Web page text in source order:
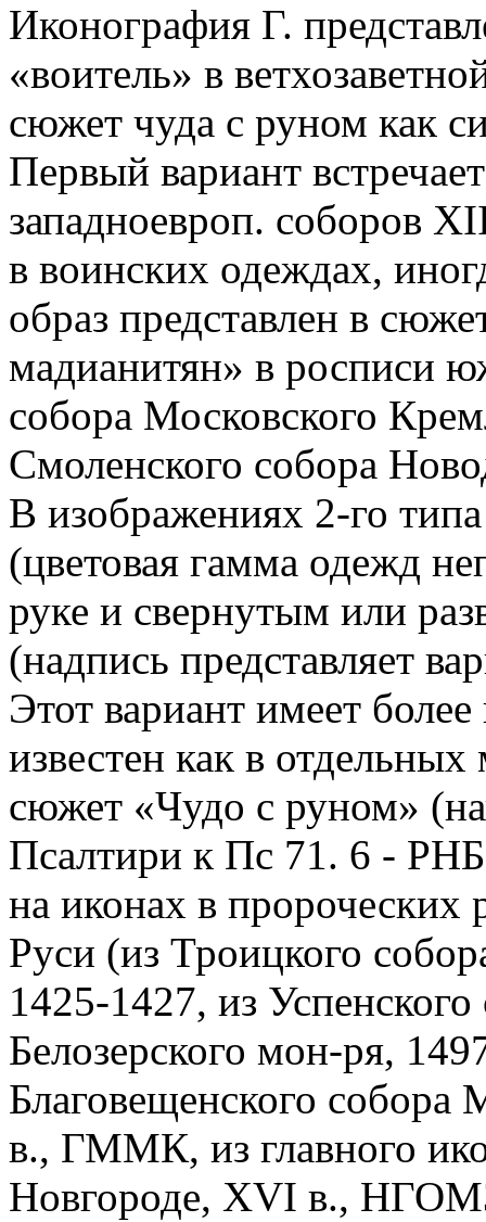
Иконография Г.
«воитель» в
сюжет чуда с руном как
Первый вариант
западноевроп. соборов
в воинских одеждах,
образ представлен в
мадианитян» в росписи
собора Московского
Смоленского собора
В изображениях 2-го
(цветовая гамма одежд
руке и свернутым или
(надпись представляет
Этот вариант имеет
известен как в
сюжет «Чудо с руном»
Псалтири к Пс 71. 6 -
на иконах в пророческих
Руси (из Троицкого
1425-1427, из
Белозерского мон-ря,
Благовещенского
в., ГММК, из главного
Новгороде, XVI в.,